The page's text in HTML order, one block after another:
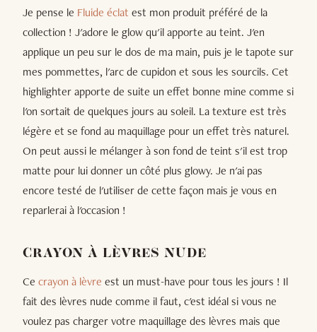
Je pense le Fluide éclat est mon produit préféré de la
collection ! J'adore le glow qu'il apporte au teint. J'en
applique un peu sur le dos de ma main, puis je le tapote sur
mes pommettes, l'arc de cupidon et sous les sourcils. Cet
highlighter apporte de suite un effet bonne mine comme si
l'on sortait de quelques jours au soleil. La texture est très
légère et se fond au maquillage pour un effet très naturel.
On peut aussi le mélanger à son fond de teint s'il est trop
matte pour lui donner un côté plus glowy. Je n'ai pas
encore testé de l'utiliser de cette façon mais je vous en
reparlerai à l'occasion !
CRAYON À LÈVRES NUDE
Ce crayon à lèvre est un must-have pour tous les jours ! Il
fait des lèvres nude comme il faut, c'est idéal si vous ne
voulez pas charger votre maquillage des lèvres mais que